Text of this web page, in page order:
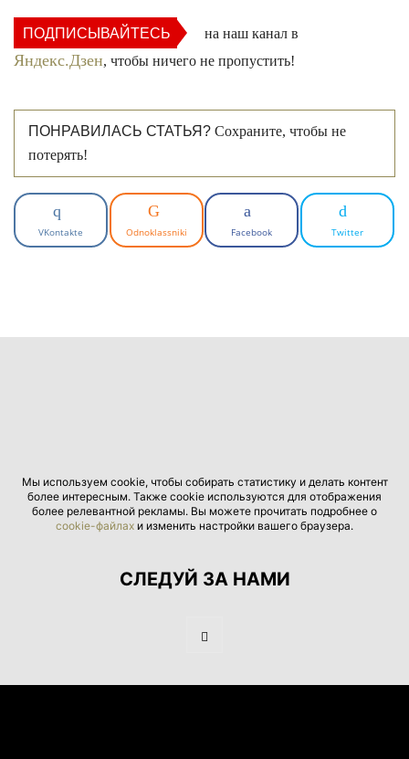
ПОДПИСЫВАЙТЕСЬ на наш канал в
Яндекс.Дзен, чтобы ничего не пропустить!
ПОНРАВИЛАСЬ СТАТЬЯ? Сохраните, чтобы не
потерять!
VKontakte Odnoklassniki Facebook Twitter
Мы используем cookie, чтобы собирать статистику и делать контент
более интересным. Также cookie используются для отображения
более релевантной рекламы. Вы можете прочитать подробнее о
cookie-файлах и изменить настройки вашего браузера.
СЛЕДУЙ ЗА НАМИ